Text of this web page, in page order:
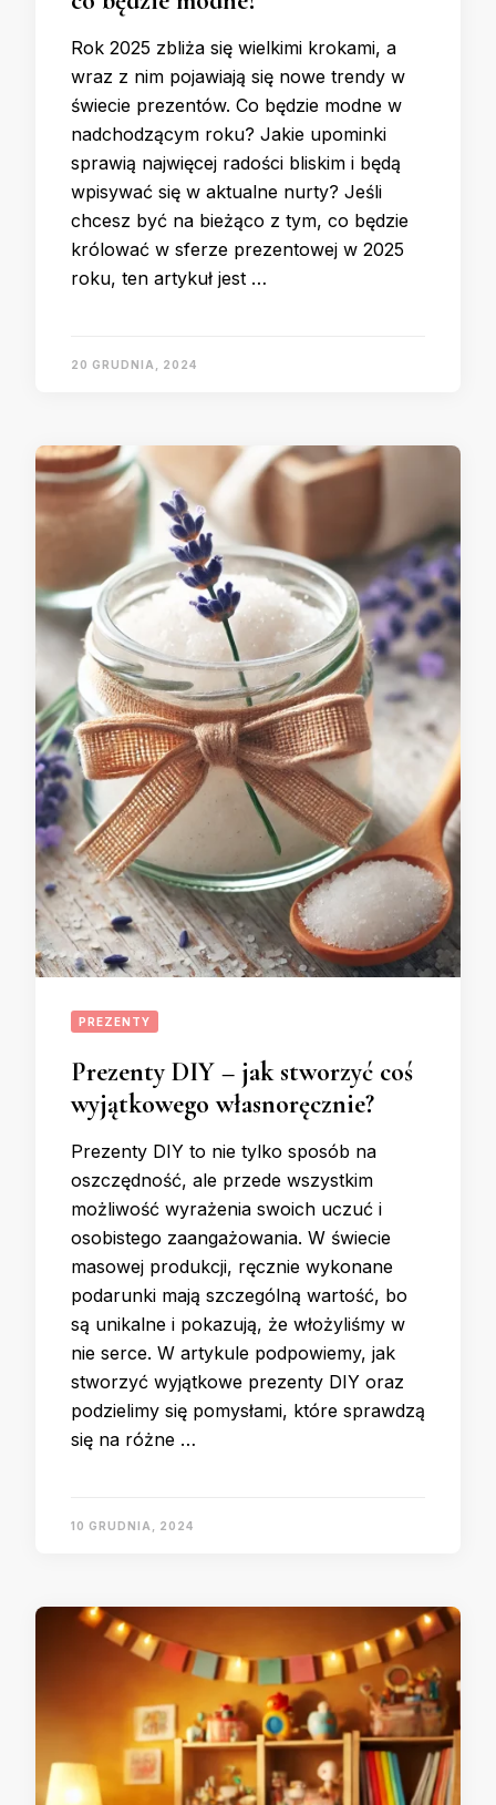
Rok 2025 zbliża się wielkimi krokami, a
wraz z nim pojawiają się nowe trendy w
świecie prezentów. Co będzie modne w
nadchodzącym roku? Jakie upominki
sprawią najwięcej radości bliskim i będą
wpisywać się w aktualne nurty? Jeśli
chcesz być na bieżąco z tym, co będzie
królować w sferze prezentowej w 2025
roku, ten artykuł jest …
20 GRUDNIA, 2024
PREZENTY
Prezenty DIY – jak stworzyć coś
wyjątkowego własnoręcznie?
Prezenty DIY to nie tylko sposób na
oszczędność, ale przede wszystkim
możliwość wyrażenia swoich uczuć i
osobistego zaangażowania. W świecie
masowej produkcji, ręcznie wykonane
podarunki mają szczególną wartość, bo
są unikalne i pokazują, że włożyliśmy w
nie serce. W artykule podpowiemy, jak
stworzyć wyjątkowe prezenty DIY oraz
podzielimy się pomysłami, które sprawdzą
się na różne …
10 GRUDNIA, 2024